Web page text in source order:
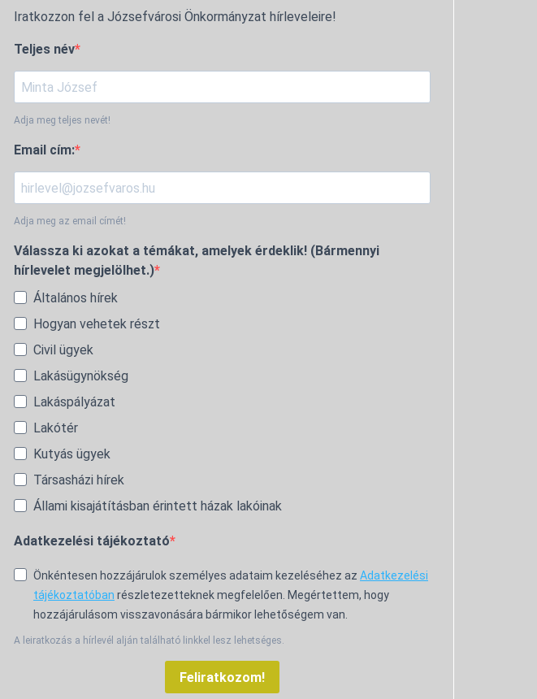
Iratkozzon fel a Józsefvárosi Önkormányzat hírleveleire!
Teljes név
Adja meg teljes nevét!
Email cím:
Adja meg az email címét!
Válassza ki azokat a témákat, amelyek érdeklik! (Bármennyi
hírlevelet megjelölhet.)
Általános hírek
Hogyan vehetek részt
Civil ügyek
Lakásügynökség
Lakáspályázat
Lakótér
Kutyás ügyek
Társasházi hírek
Állami kisajátításban érintett házak lakóinak
Adatkezelési tájékoztató
Önkéntesen hozzájárulok személyes adataim kezeléséhez az Adatkezelési
tájékoztatóban részletezetteknek megfelelően. Megértettem, hogy
hozzájárulásom visszavonására bármikor lehetőségem van.
A leiratkozás a hírlevél alján található linkkel lesz lehetséges.
Feliratkozom!